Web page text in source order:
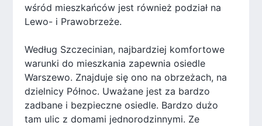
wśród mieszkańców jest również podział na
Lewo- i Prawobrzeże.
Według Szczecinian, najbardziej komfortowe
warunki do mieszkania zapewnia osiedle
Warszewo. Znajduje się ono na obrzeżach, na
dzielnicy Północ. Uważane jest za bardzo
zadbane i bezpieczne osiedle. Bardzo dużo
tam ulic z domami jednorodzinnymi. Ze